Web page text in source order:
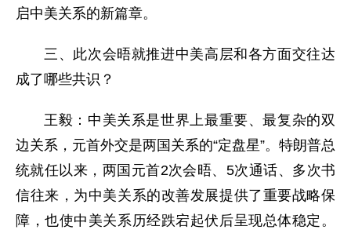
启中美关系的新篇章。
三、此次会晤就推进中美高层和各方面交往达
成了哪些共识？
王毅：中美关系是世界上最重要、最复杂的双
边关系，元首外交是两国关系的“定盘星”。特朗普总
统就任以来，两国元首2次会晤、5次通话、多次书
信往来，为中美关系的改善发展提供了重要战略保
障，也使中美关系历经跌宕起伏后呈现总体稳定。